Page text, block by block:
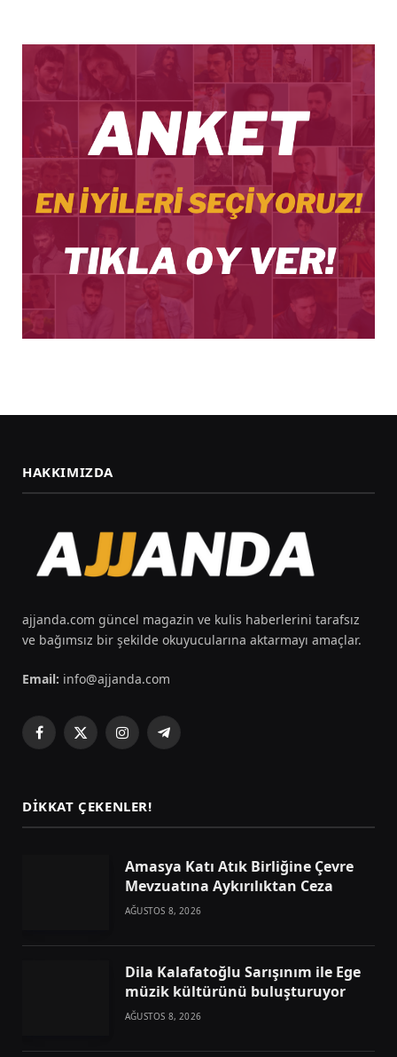
HAKKIMIZDA
ajjanda.com güncel magazin ve kulis haberlerini tarafsız
ve bağımsız bir şekilde okuyucularına aktarmayı amaçlar.
Email: info@ajjanda.com
Facebook
X
InstagramTelegram
DIKKAT ÇEKENLER!
Amasya Katı Atık Birliğine Çevre
Mevzuatına Aykırılıktan Ceza
AĞUSTOS 8, 2026
Dila Kalafatoğlu Sarışınım ile Ege
müzik kültürünü buluşturuyor
AĞUSTOS 8, 2026